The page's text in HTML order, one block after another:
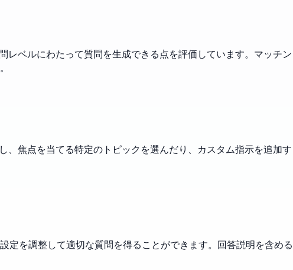
ベルにわたって質問を生成できる点を評価しています。マッチン
焦点を当てる特定のトピックを選んだり、カスタム指示を追加す
定を調整して適切な質問を得ることができます。回答説明を含める